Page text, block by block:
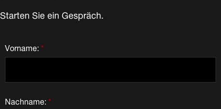
Starten Sie ein Gespräch.
*
Vorname:
*
Nachname: